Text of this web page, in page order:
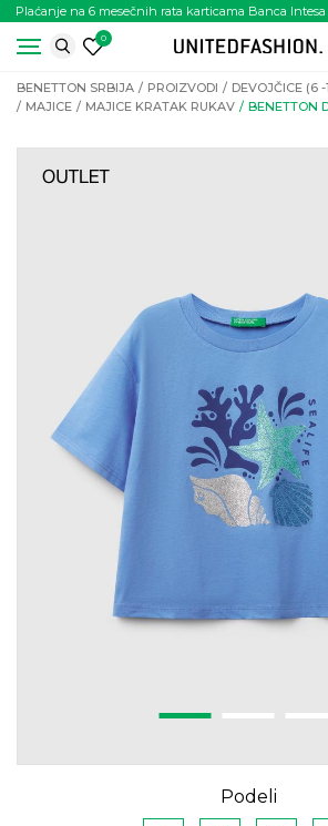
Plaćanje na 6 mesečnih rata karticama Banca Intesa
0
BENETTON SRBIJA PROIZVODI DEVOJČICE (6
MAJICE
MAJICE KRATAK RUKAV BENETTON
Podeli